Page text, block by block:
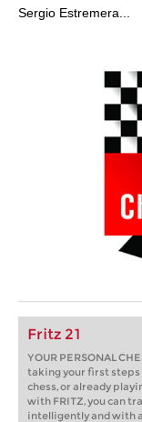
Sergio Estremera...
Fritz 21
YOUR PERSONAL
taking your first
chess, or already
with FRITZ, you can
intelligently and with